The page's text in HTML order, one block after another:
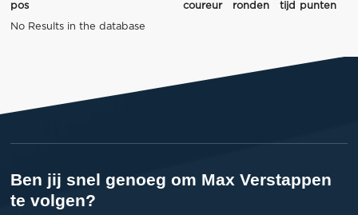
pos coureur ronden tijd
punten
No Results in the database
Ben jij snel genoeg om Max Verstappen
te volgen?